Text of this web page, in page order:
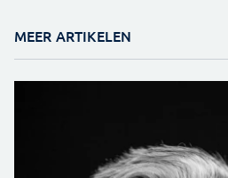
MEER ARTIKELEN